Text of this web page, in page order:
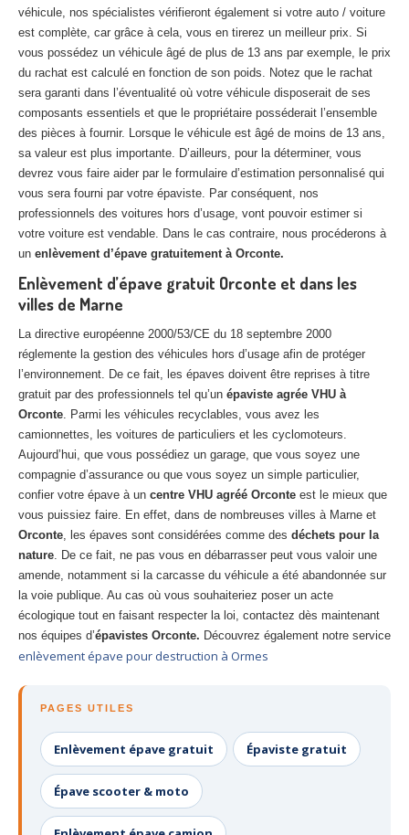
véhicule, nos spécialistes vérifieront également si votre auto / voiture
est complète, car grâce à cela, vous en tirerez un meilleur prix. Si
vous possédez un véhicule âgé de plus de 13 ans par exemple, le prix
du rachat est calculé en fonction de son poids. Notez que le rachat
sera garanti dans l’éventualité où votre véhicule disposerait de ses
composants essentiels et que le propriétaire posséderait l’ensemble
des pièces à fournir. Lorsque le véhicule est âgé de moins de 13 ans,
sa valeur est plus importante. D’ailleurs, pour la déterminer, vous
devrez vous faire aider par le formulaire d’estimation personnalisé qui
vous sera fourni par votre épaviste. Par conséquent, nos
professionnels des voitures hors d’usage, vont pouvoir estimer si
votre voiture est vendable. Dans le cas contraire, nous procéderons à
un enlèvement d’épave gratuitement à Orconte.
Enlèvement d’épave gratuit Orconte et dans les
villes de Marne
La directive européenne 2000/53/CE du 18 septembre 2000
réglemente la gestion des véhicules hors d’usage afin de protéger
l’environnement. De ce fait, les épaves doivent être reprises à titre
gratuit par des professionnels tel qu’un épaviste agrée VHU à
Orconte. Parmi les véhicules recyclables, vous avez les
camionnettes, les voitures de particuliers et les cyclomoteurs.
Aujourd’hui, que vous possédiez un garage, que vous soyez une
compagnie d’assurance ou que vous soyez un simple particulier,
confier votre épave à un centre VHU agréé Orconte est le mieux que
vous puissiez faire. En effet, dans de nombreuses villes à Marne et
Orconte, les épaves sont considérées comme des déchets pour la
nature. De ce fait, ne pas vous en débarrasser peut vous valoir une
amende, notamment si la carcasse du véhicule a été abandonnée sur
la voie publique. Au cas où vous souhaiteriez poser un acte
écologique tout en faisant respecter la loi, contactez dès maintenant
nos équipes d’épavistes Orconte. Découvrez également notre service
enlèvement épave pour destruction à Ormes
PAGES UTILES
Enlèvement épave gratuit Épaviste gratuit
Épave scooter & moto